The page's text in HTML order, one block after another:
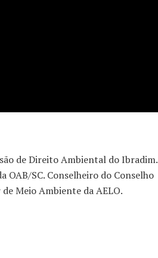
de Direito Ambiental do Ibradim.
SC. Conselheiro do Conselho
Meio Ambiente da AELO.